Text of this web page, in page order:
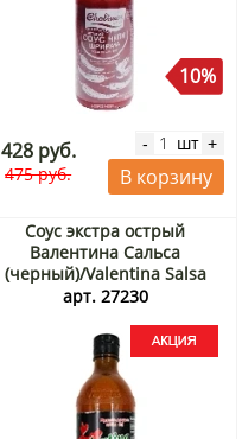
10%
428 руб.
475 руб.
- шт +
В корзину
Соус экстра острый
Валентина Сальса
(черный)/Valentina Salsa
Picante Extra (black) Сальса
370 мл Акция
арт. 27230